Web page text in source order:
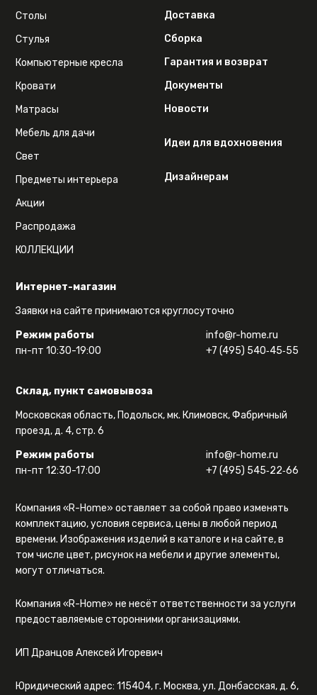
Интернет-магазин
Заявки на сайте принимаются круглосуточно
Режим работы
пн-пт 10:30-19:00
info@r-home.ru
+7 (495) 540‑45‑55
Склад, пункт самовывоза
Московская область, Подольск, мк. Климовск, Фабричный
проезд, д. 4, стр. 6
Режим работы
пн-пт 12:30-17:00
info@r-home.ru
+7 (495) 545‑22‑66
Столы
Стулья
Компьютерные кресла
Кровати
Матрасы
Мебель для дачи
Свет
Предметы интерьера
Акции
Распродажа
КОЛЛЕКЦИИ
Доставка
Сборка
Гарантия и возврат
Документы
Новости
Идеи для вдохновения
Дизайнерам
Компания «R-Home» оставляет за собой право изменять
комплектацию, условия сервиса, цены в любой период
времени. Изображения изделий в каталоге и на сайте, в
том числе цвет, рисунок на мебели и другие элементы,
могут отличаться.
Компания «R-Home» не несёт ответственности за услуги
предоставляемые сторонними организациями.
ИП Дранцов Алексей Игоревич
Юридический адрес: 115404, г. Москва, ул. Донбасская, д. 6,